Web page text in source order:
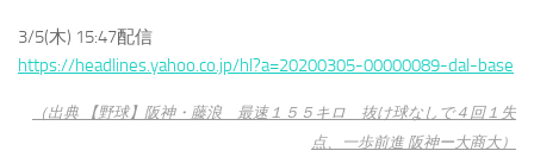
3/5(木) 15:47配信
https://headlines.yahoo.co.jp/hl?a=20200305-00000089-dal-base
（出典 【野球】阪神・藤浪 最速１５５キロ 抜け球なしで４回１失
点、一歩前進 阪神ー大商大）